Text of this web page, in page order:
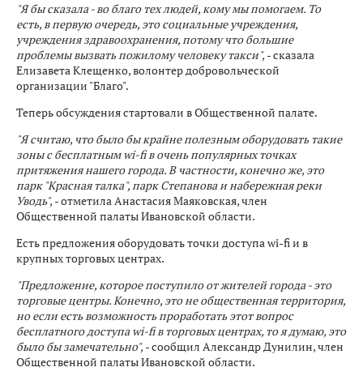
"Я бы сказала - во благо тех людей, кому мы помогаем. То
есть, в первую очередь, это социальные учреждения,
учреждения здравоохранения, потому что большие
проблемы вызвать пожилому человеку такси", - сказала
Елизавета Клещенко, волонтер добровольческой
организации "Благо".
Теперь обсуждения стартовали в Общественной палате.
"Я считаю, что было бы крайне полезным оборудовать такие
зоны с бесплатным wi-fi в очень популярных точках
притяжения нашего города. В частности, конечно же, это
парк "Красная талка", парк Степанова и набережная реки
Уводь", - отметила Анастасия Маяковская, член
Общественной палаты Ивановской области.
Есть предложения оборудовать точки доступа wi-fi и в
крупных торговых центрах.
"Предложение, которое поступило от жителей города - это
торговые центры. Конечно, это не общественная территория,
но если есть возможность проработать этот вопрос
бесплатного доступа wi-fi в торговых центрах, то я думаю, это
было бы замечательно", - сообщил Александр Дунилин, член
Общественной палаты Ивановской области.